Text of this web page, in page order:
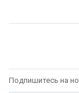
Подпишитесь на